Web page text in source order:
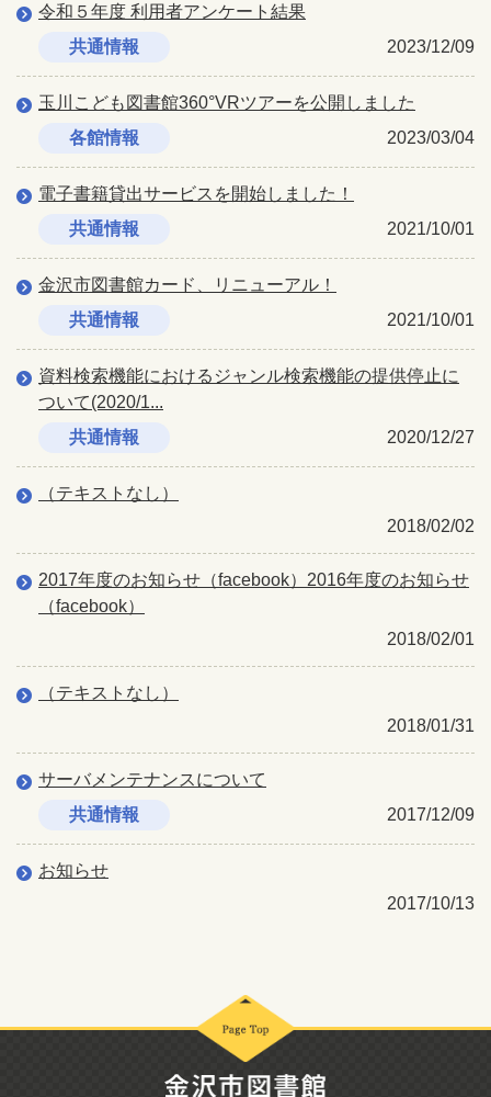
令和５年度 利用者アンケート結果
2023/12/09
共通情報
玉川こども図書館360°VRツアーを公開しました
2023/03/04
各館情報
電子書籍貸出サービスを開始しました！
2021/10/01
共通情報
金沢市図書館カード、リニューアル！
2021/10/01
共通情報
資料検索機能におけるジャンル検索機能の提供停止に
ついて(2020/1...
2020/12/27
共通情報
（テキストなし）
2018/02/02
2017年度のお知らせ（facebook）2016年度のお知らせ
（facebook）
2018/02/01
（テキストなし）
2018/01/31
サーバメンテナンスについて
2017/12/09
共通情報
お知らせ
2017/10/13